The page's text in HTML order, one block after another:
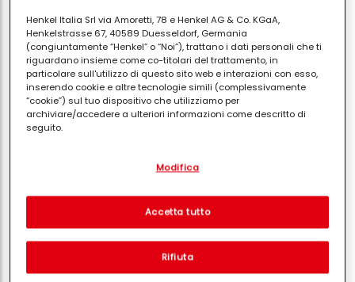
PUBBLICITA'
Henkel Italia Srl via Amoretti, 78 e Henkel AG & Co. KGaA,
Henkelstrasse 67, 40589 Duesseldorf, Germania
(congiuntamente “Henkel” o “Noi”), trattano i dati personali che ti
riguardano insieme come co-titolari del trattamento, in
particolare sull'utilizzo di questo sito web e interazioni con esso,
inserendo cookie e altre tecnologie simili (complessivamente
“cookie”) sul tuo dispositivo che utilizziamo per
archiviare/accedere a ulteriori informazioni come descritto di
seguito.
separati o co-titolari come indicato nella nostra Informativa sulla
pixel, impronte digitali e tecnologie simili" utilizzeremo anche
cookie ed elaboreremo i dati relativi a te per
di questo sito Web e le tue interazioni commerciali con noi
(rispettivamente dell'azienda per cui lavori) per) e su tale base
Modifica
Rifiuta
Accetta tutto